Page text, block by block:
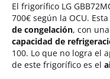
El frigorífico LG
700€ según la OCU.
de congelación, con
capacidad de
100. Lo que no logra el
de este frigorífico es el